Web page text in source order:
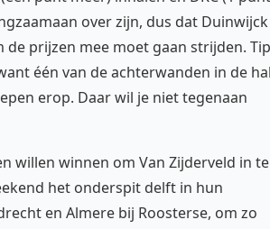
over zijn, dus dat Duinwijck
prijzen mee moet gaan strijden. Tip
één van de achterwanden in de hal
erop. Daar wil je niet tegenaan
willen winnen om Van Zijderveld in te
het onderspit delft in hun
en Almere bij Roosterse, om zo